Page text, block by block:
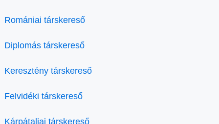
Romániai társkereső
Diplomás társkereső
Keresztény társkereső
Felvidéki társkereső
Kárpátaljai társkereső